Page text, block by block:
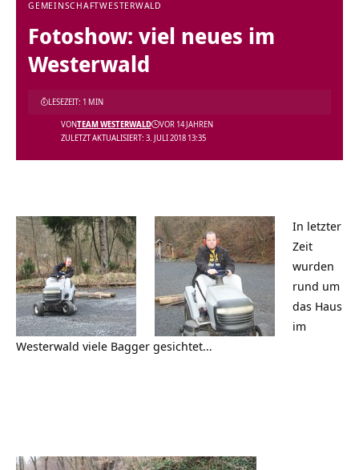
GEMEINSCHAFTWESTERWALD
Fotoshow: viel neues im
Westerwald
ZULETZT AKTUALISIERT: 3. JULI 2018 13:35
VONTEAM WESTERWALD VOR 14 JAHREN
LESEZEIT: 1 MIN
In letzter
Zeit
wurden
rund um
das Haus
im
Westerwald viele Bagger gesichtet…